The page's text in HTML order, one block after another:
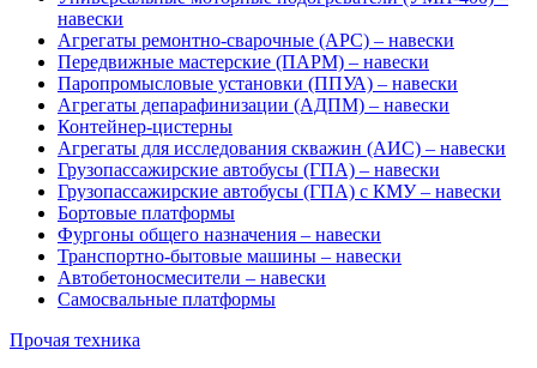
навески
Агрегаты ремонтно-сварочные (АРС) – навески
Передвижные мастерские (ПАРМ) – навески
Паропромысловые установки (ППУА) – навески
Агрегаты депарафинизации (АДПМ) – навески
Контейнер-цистерны
Агрегаты для исследования скважин (АИС) – навески
Грузопассажирские автобусы (ГПА) – навески
Грузопассажирские автобусы (ГПА) с КМУ – навески
Бортовые платформы
Фургоны общего назначения – навески
Транспортно-бытовые машины – навески
Автобетоносмесители – навески
Самосвальные платформы
Прочая техника